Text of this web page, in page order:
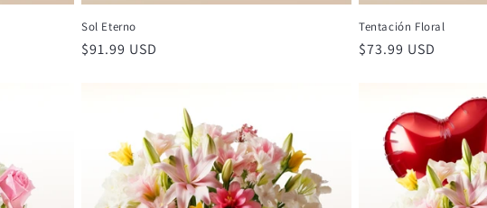
Sol Eterno
Precio
$91.99 USD
Tentación Floral
Precio
$73.99 USD